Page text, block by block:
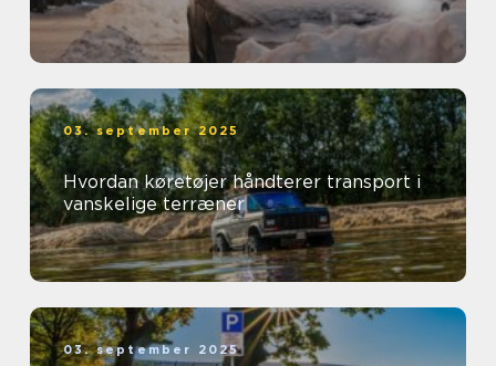
03. september 2025
Hvordan køretøjer håndterer transport i
vanskelige terræner
03. september 2025